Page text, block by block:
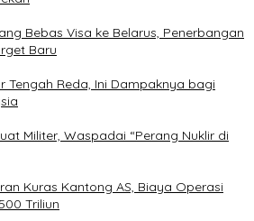
Bebas Visa ke Belarus, Penerbangan
Baru
Tengah Reda, Ini Dampaknya bagi
Militer, Waspadai “Perang Nuklir di
Kuras Kantong AS, Biaya Operasi
Triliun